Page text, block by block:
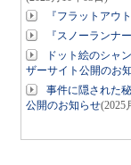
『フラットアウ
『スノーランナ
ドット絵のシャ
ザーサイト公開のお
事件に隠された
公開のお知らせ(2025